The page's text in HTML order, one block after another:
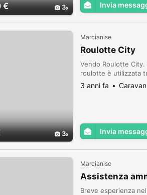
€ 3 Invia
3
Marcianise
Roulotte City
Vendo Roulotte
roulotte è utilizzata
3 anni fa
Invia
Marcianise
Assistenza
Breve esperienza